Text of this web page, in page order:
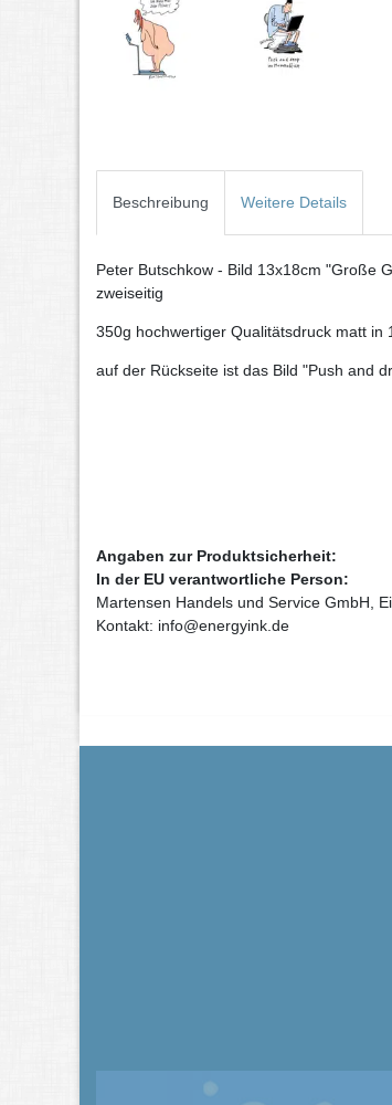
Beschreibung Weitere Details
Peter Butschkow - Bild 13x18cm "Große
zweiseitig
350g hochwertiger Qualitätsdruck matt in
auf der Rückseite ist das Bild "Push and
Angaben zur Produktsicherheit:
In der EU verantwortliche Person:
Martensen Handels und Service GmbH,
Kontakt: info@energyink.de